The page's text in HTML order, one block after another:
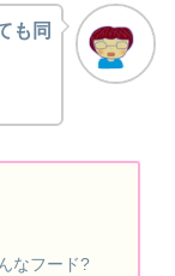
も 同
なフード?